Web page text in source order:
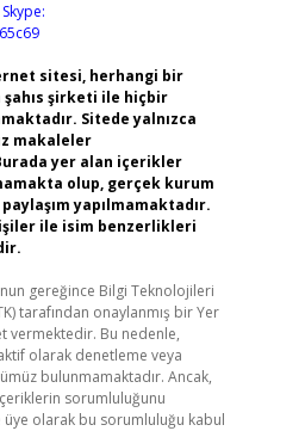
Skype:
sitesi, herhangi bir
şirketi ile hiçbir
Sitede yalnızca
makaleler
yer alan içerikler
olup, gerçek kurum
yapılmamaktadır.
ile isim benzerlikleri
gereğince Bilgi Teknolojileri
tarafından onaylanmış bir Yer
vermektedir. Bu nedenle,
olarak denetleme veya
bulunmamaktadır. Ancak,
sorumluluğunu
üye olarak bu sorumluluğu kabul